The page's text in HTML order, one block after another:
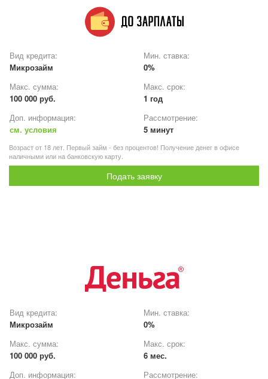
Вид кредита:
Микрозайм
Мин. ставка:
0%
Макс. сумма:
100 000 руб.
Макс. срок:
1 год
Доп. информация:
см. условия
Рассмотрение:
5 минут
Возраст от 18 лет. Первый займ - без процентов! Получение денег в офисе
наличными или на банковскую карту.
Подать заявку
Вид кредита:
Микрозайм
Мин. ставка:
0%
Макс. сумма:
100 000 руб.
Макс. срок:
6 мес.
Доп. информация:
Рассмотрение: